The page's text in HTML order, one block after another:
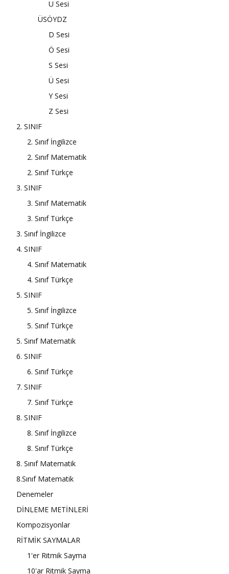
U Sesi
ÜSÖYDZ
D Sesi
Ö Sesi
S Sesi
Ü Sesi
Y Sesi
Z Sesi
2. SINIF
2. Sınıf İngilizce
2. Sınıf Matematik
2. Sınıf Türkçe
3. SINIF
3. Sınıf Matematik
3. Sınıf Türkçe
3. Sınıf İngilizce
4. SINIF
4. Sınıf Matematik
4. Sınıf Türkçe
5. SINIF
5. Sınıf İngilizce
5. Sınıf Türkçe
5. Sınıf Matematik
6. SINIF
6. Sınıf Türkçe
7. SINIF
7. Sınıf Türkçe
8. SINIF
8. Sınıf İngilizce
8. Sınıf Türkçe
8. Sınıf Matematik
8.Sınıf Matematik
Denemeler
DİNLEME METİNLERİ
Kompozisyonlar
RİTMİK SAYMALAR
1'er Ritmik Sayma
10'ar Ritmik Sayma